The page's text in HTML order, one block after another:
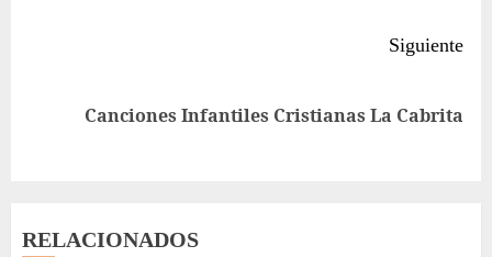
Siguiente
SiguienteCanciones Infantiles Cristianas La Cabrita
RELACIONADOS